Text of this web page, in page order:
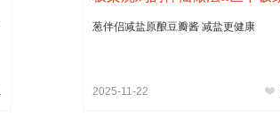
葱伴侣减盐原酿豆瓣酱 减盐更健康
2025-11-22